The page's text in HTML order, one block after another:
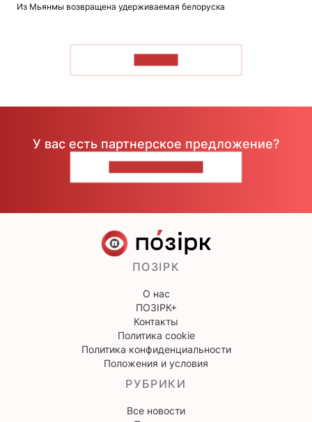
Из Мьянмы возвращена удерживаемая белоруска
У вас есть партнерское предложение?
ПОЗІРК
О нас
ПОЗІРК+
Контакты
Политика cookie
Политика конфиденциальности
Положения и условия
РУБРИКИ
Все новости